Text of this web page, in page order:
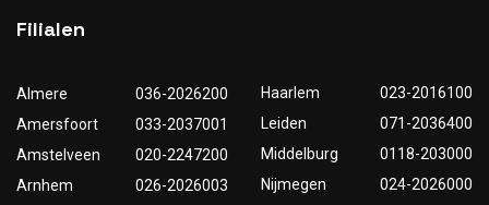
Filialen
Almere
036-2026200
Amersfoort
033-2037001
Amstelveen
020-2247200
Arnhem
026-2026003
Haarlem
023-2016100
Leiden
071-2036400
Middelburg
0118-203000
Nijmegen
024-2026000